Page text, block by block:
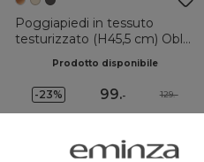
Poggiapiedi in tessuto
testurizzato (H45,5 cm) Oblo
Prodotto disponibile
-23% 99.- 129.-